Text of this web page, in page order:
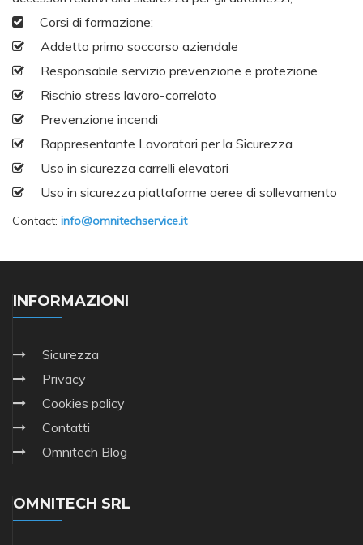
Corsi di formazione:
Addetto primo soccorso aziendale
Responsabile servizio prevenzione e protezione
Rischio stress lavoro-correlato
Prevenzione incendi
Rappresentante Lavoratori per la Sicurezza
Uso in sicurezza carrelli elevatori
Uso in sicurezza piattaforme aeree di sollevamento
Contact: info@omnitechservice.it
INFORMAZIONI
Sicurezza
Privacy
Cookies policy
Contatti
Omnitech Blog
OMNITECH SRL